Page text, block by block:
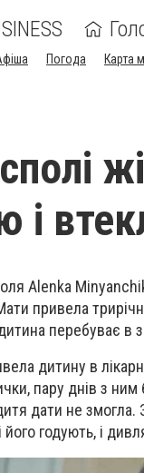
Погода Карта
і
Alenka
привела
перебуває в
дитину в
пару днів з ним
дати не змогла.
годують, і